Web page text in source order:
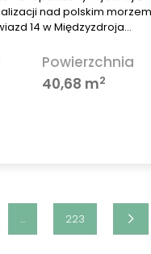
nad polskim
14 w Międzyzdroja…
Powierzchnia
40,68 m2
... 223